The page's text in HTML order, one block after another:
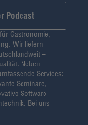
Podcast
Gastronomie,
Wir liefern
–
Neben
Services:
Seminare,
Software-
Bei uns